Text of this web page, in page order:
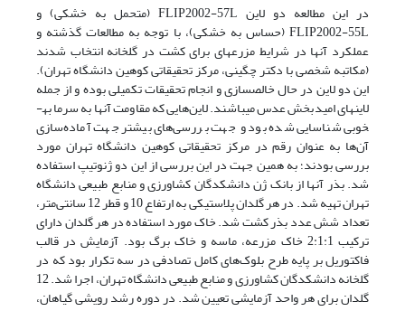
در این مطالعه دو لاین FLIP2002-57L (متحمل به خشکی) و
FLIP2002-55L(حساس به خشکی)، با توجه به مطالعات گذشته و
عملکرد آن­ها در شرایط مزرعه­ای برای کشت در گلخانه انتخاب شدند
(مکاتبه شخصی با دکتر چگینی، مرکز تحقیقاتی کوهین دانشگاه تهران).
این دو لاین در حال خالص­سازی و انجام تحقیقات تکمیلی بوده و از جمله
لاین­های امیدبخش عدس می­باشند. لاین‌هایی که مقاومت آنها به سرما به­
خوبی شناسایی شده بود و جهت بررسی‌های بیشتر جهت آماده‌سازی
آن‌ها به عنوان رقم در مرکز تحقیقاتی کوهین دانشگاه تهران مورد
بررسی بودند؛ به همین جهت در این بررسی از این دو ژنوتیپ استفاده
شد. بذر آن­ها از بانک ژن دانشکدگان کشاورزی و منابع طبیعی دانشگاه
تهران تهیه شد. در هر گلدان پلاستیکی به ارتفاع 10 و قطر 12 سانتی‌متر،
تعداد شش عدد بذر کشت شد. خاک مورد استفاده در هر گلدان دارای
ترکیب 2:1:1 خاک مزرعه، ماسه و خاک برگ بود. آزمایش در قالب
فاکتوریل بر پایه طرح بلوک‌های کامل تصادفی در سه تکرار بود که در
گلخانه دانشکدگان کشاورزی و منابع طبیعی دانشگاه تهران، اجرا شد. 12
گلدان برای هر واحد آزمایشی تعیین شد. در دوره رشد رویشی گیاهان،